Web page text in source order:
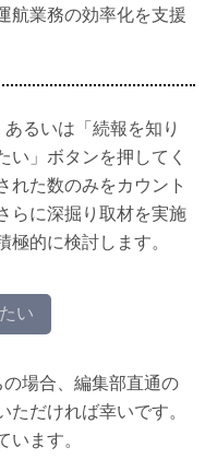
航業務の効率化を支援
るいは「続報を知り
い」ボタンを押してく
れた数のみをカウント
らに深掘り取材を実施
的に検討します。
い
場合、編集部直通の
だければ幸いです。
ます。